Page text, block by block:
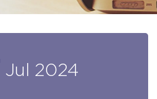
Jul 2024